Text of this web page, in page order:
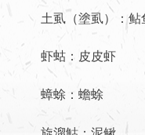
土虱（塗虱）：鲇
虾蛄：皮皮虾
蟑蜍：蟾蜍